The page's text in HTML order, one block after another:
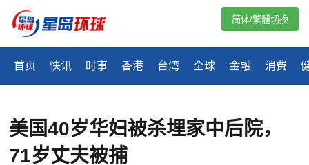
首页 快讯 时事 香港 台湾 全球 金融 消费
简体/繁體切換
美国40岁华妇被杀埋家中后院，
71岁丈夫被捕